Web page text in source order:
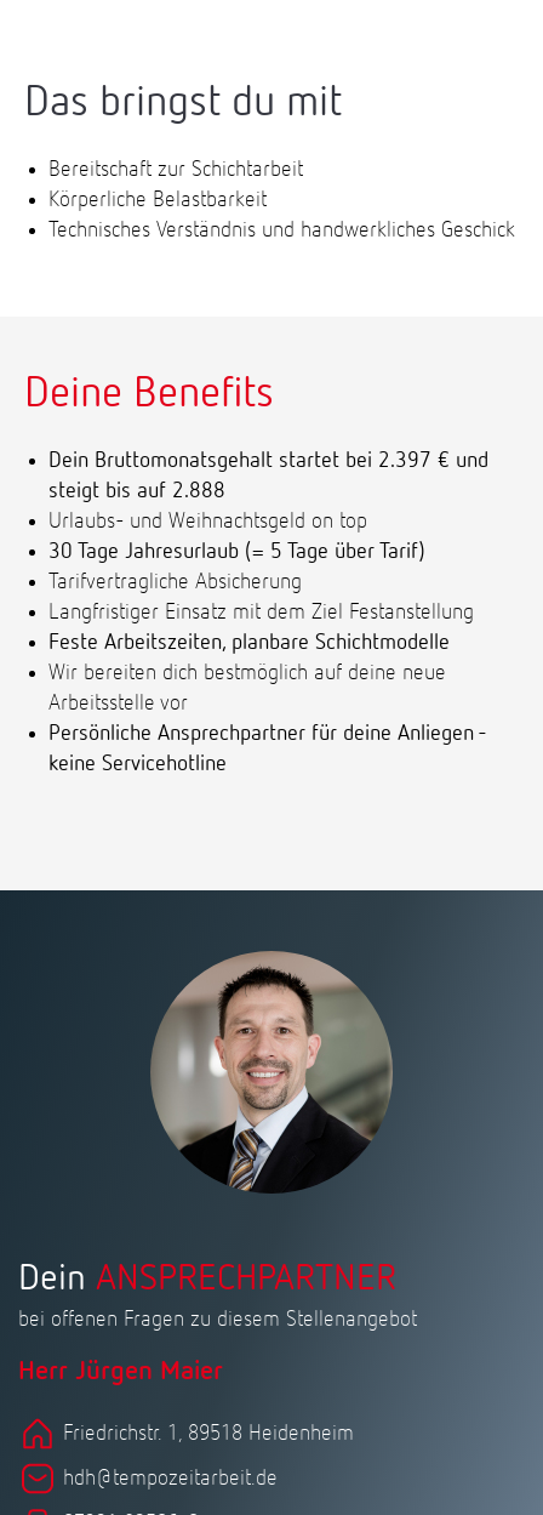
Das bringst du mit
Bereitschaft zur Schichtarbeit
Körperliche Belastbarkeit
Technisches Verständnis und handwerkliches Geschick
Deine Benefits
Dein Bruttomonatsgehalt startet bei 2.397 € und
steigt bis auf 2.888
Urlaubs- und Weihnachtsgeld on top
30 Tage Jahresurlaub (= 5 Tage über Tarif)
Tarifvertragliche Absicherung
Langfristiger Einsatz mit dem Ziel Festanstellung
Feste Arbeitszeiten, planbare Schichtmodelle
Wir bereiten dich bestmöglich auf deine neue
Arbeitsstelle vor
Persönliche Ansprechpartner für deine Anliegen -
keine Servicehotline
Dein ANSPRECHPARTNER
bei offenen Fragen zu diesem Stellenangebot
Herr Jürgen Maier
Friedrichstr. 1, 89518 Heidenheim
hdh@tempozeitarbeit.de